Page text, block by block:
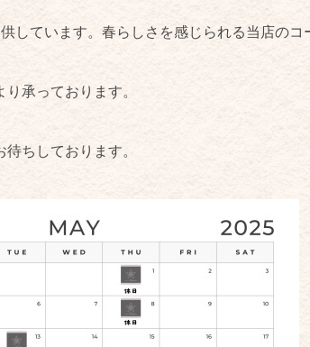
しています。春らしさを感じられる当店のコ
承っております。
ちしております。